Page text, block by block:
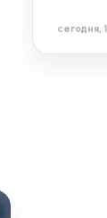
сегодня,